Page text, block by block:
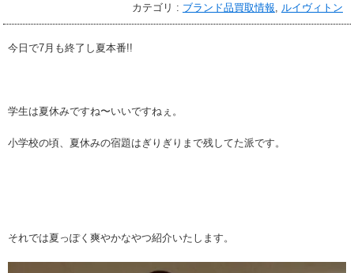
カテゴリ : ブランド品買取情報, ルイヴィトン
今日で7月も終了し夏本番!!
学生は夏休みですね〜いいですねぇ。
小学校の頃、夏休みの宿題はぎりぎりまで残してた派です。
それでは夏っぽく爽やかなやつ紹介いたします。